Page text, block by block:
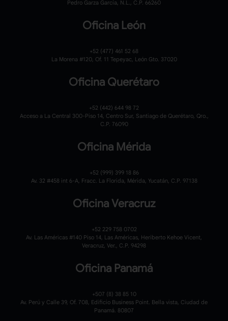
Pedro Garza García, N.L., C.P. 66260
Oficina León
+52 (477) 461 52 68
La Morena #120, Of. 11 Tepeyac, León Gto. 37020
Oficina Querétaro
+52 (442) 644 98 72
Acceso a La Central 300-Piso 14, Centro Sur, Santiago de Querétaro, Qro.,
C.P. 76090
Oficina Mérida
+52 (999) 399 18 86
Av. 32 #458 int 6-A, Fracc. La Florida, Mérida, Yucatán, C.P. 97138
Oficina Veracruz
+52 229 758 0702
Av. Las Américas #140 Piso 14, Las Américas, Heriberto Kehoe Vicent,
Veracruz, Ver., C.P. 94298
Oficina Panamá
+507 (8) 38 85 10
Av. Perú y Calle 39, Of. 708, Edificio Business Point. Bella vista, Ciudad de
Panamá. 80807